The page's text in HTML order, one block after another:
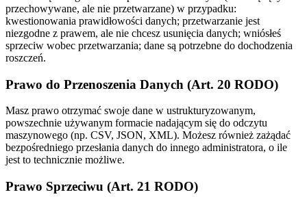
przechowywane, ale nie przetwarzane) w przypadku:
kwestionowania prawidłowości danych; przetwarzanie jest
niezgodne z prawem, ale nie chcesz usunięcia danych; wniósłeś
sprzeciw wobec przetwarzania; dane są potrzebne do dochodzenia
roszczeń.
Prawo do Przenoszenia Danych (Art. 20 RODO)
Masz prawo otrzymać swoje dane w ustrukturyzowanym,
powszechnie używanym formacie nadającym się do odczytu
maszynowego (np. CSV, JSON, XML). Możesz również zażądać
bezpośredniego przesłania danych do innego administratora, o ile
jest to technicznie możliwe.
Prawo Sprzeciwu (Art. 21 RODO)